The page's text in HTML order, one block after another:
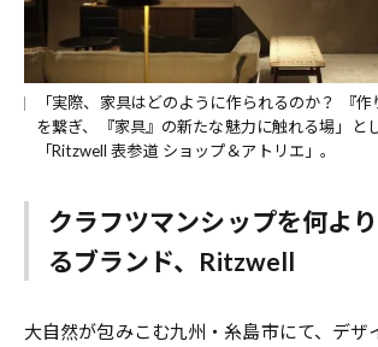
「実際、家具はどのように作られるのか？ 『作
を繋ぎ、『家具』の新たな魅力に触れる場」と
「Ritzwell 表参道 ショップ＆アトリエ」。
クラフツマンシップを何よ
るブランド、Ritzwell
大自然が包みこむ九州・糸島市にて、デザ